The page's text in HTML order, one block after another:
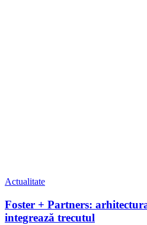
Actualitate
Foster + Partners:
integrează trecutul